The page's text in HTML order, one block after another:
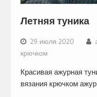
Летняя туника
29 июля 2020
крючком
Красивая ажурная
вязания крючком